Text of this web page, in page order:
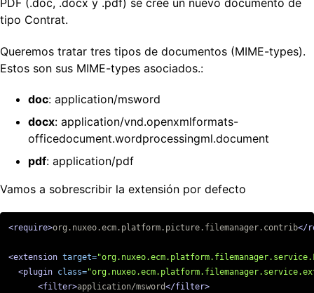
tipo Contrat.
Queremos tratar tres tipos de documentos (MIME-types).
Estos son sus MIME-types asociados.:
doc: application/msword
docx: application/vnd.openxmlformats-
officedocument.wordprocessingml.document
pdf: application/pdf
Vamos a sobrescribir la extensión por defecto
<require>org.nuxeo.ecm.platform.picture.filemanager.contrib</
<extension target=
<plugin class=
<filter>application/msword</filter>